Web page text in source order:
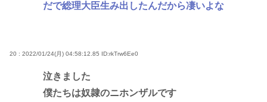
だで総理大臣生み出したんだから凄いよな
20 : 2022/01/24(月) 04:58:12.85 ID:rkTrw6Ee0
泣きました
僕たちは奴隷のニホンザルです